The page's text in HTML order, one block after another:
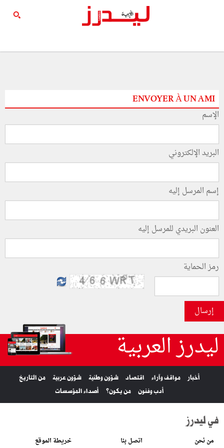
ENVOYER À UN AMI
الإسم
البريد الإلكتروني
إسم المرسل إليه
العنون البريدي للمرسل إليه
رمز الحماية
إرسال
ليدرز العربية
أخبار مواقف وآراء اقتصاد شؤون وطنية شؤون عربية
من التاريخ
أدب وفنون
من يكون؟ أصداء المؤسسات
في ليدرز
من نحن اتصل بنا خريطة الموقع